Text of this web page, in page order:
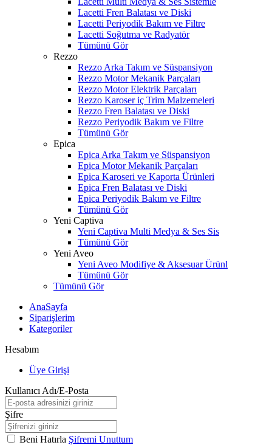
Lacetti Fren Balatası ve Diski
Lacetti Periyodik Bakım ve Filtre
Lacetti Soğutma ve Radyatör
Tümünü Gör
Rezzo
Rezzo Arka Takım ve Süspansiyon
Rezzo Motor Mekanik Parçaları
Rezzo Motor Elektrik Parçaları
Rezzo Karoser iç Trim Malzemeleri
Rezzo Fren Balatası ve Diski
Rezzo Periyodik Bakım ve Filtre
Tümünü Gör
Epica
Epica Arka Takım ve Süspansiyon
Epica Motor Mekanik Parçaları
Epica Karoseri ve Kaporta Ürünleri
Epica Fren Balatası ve Diski
Epica Periyodik Bakım ve Filtre
Tümünü Gör
Yeni Captiva
Yeni Captiva Multi Medya & Ses Sis
Tümünü Gör
Yeni Aveo
Yeni Aveo Modifiye & Aksesuar Ürünl
Tümünü Gör
Tümünü Gör
AnaSayfa
Siparişlerim
Kategoriler
Hesabım
Üye Girişi
Kullanıcı Adı/E-Posta
Şifre
Beni Hatırla Şifremi Unuttum